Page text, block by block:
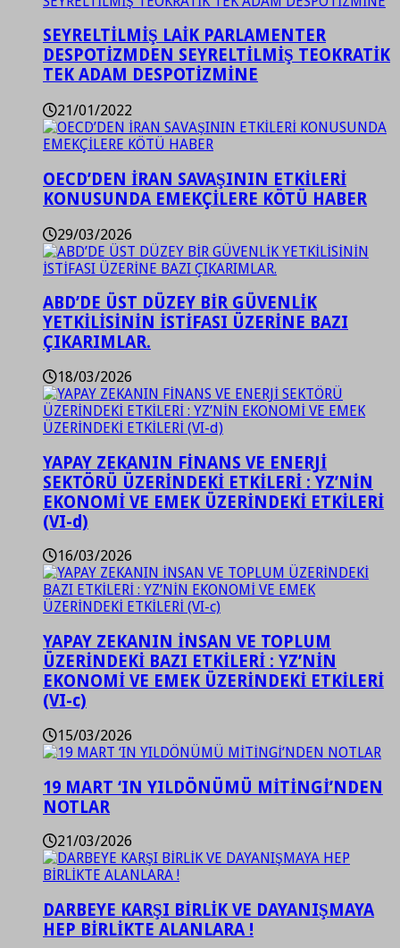
SEYRELTİLMİŞ LAİK PARLAMENTER
DESPOTİZMDEN SEYRELTİLMİŞ TEOKRATİK
TEK ADAM DESPOTİZMİNE
21/01/2022
OECD’DEN İRAN SAVAŞININ ETKİLERİ
KONUSUNDA EMEKÇİLERE KÖTÜ HABER
29/03/2026
ABD’DE ÜST DÜZEY BİR GÜVENLİK
YETKİLİSİNİN İSTİFASI ÜZERİNE BAZI
ÇIKARIMLAR.
18/03/2026
YAPAY ZEKANIN FİNANS VE ENERJİ
SEKTÖRÜ ÜZERİNDEKİ ETKİLERİ : YZ’NİN
EKONOMİ VE EMEK ÜZERİNDEKİ ETKİLERİ
(VI-d)
16/03/2026
YAPAY ZEKANIN İNSAN VE TOPLUM
ÜZERİNDEKİ BAZI ETKİLERİ : YZ’NİN
EKONOMİ VE EMEK ÜZERİNDEKİ ETKİLERİ
(VI-c)
15/03/2026
19 MART ‘IN YILDÖNÜMÜ MİTİNGİ’NDEN
NOTLAR
21/03/2026
DARBEYE KARŞI BİRLİK VE DAYANIŞMAYA
HEP BİRLİKTE ALANLARA !